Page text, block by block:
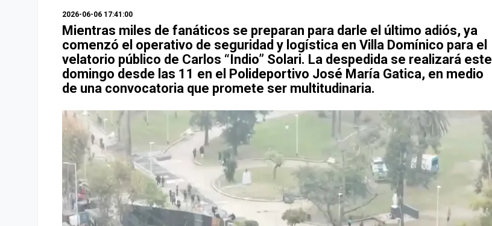
2026-06-06 17:41:00
Mientras miles de fanáticos se preparan para darle el último adiós, ya
comenzó el operativo de seguridad y logística en Villa Domínico para el
velatorio público de Carlos “Indio” Solari. La despedida se realizará este
domingo desde las 11 en el Polideportivo José María Gatica, en medio
de una convocatoria que promete ser multitudinaria.